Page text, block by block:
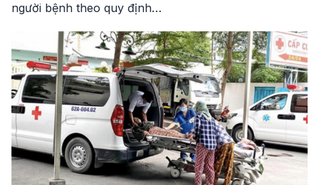
người bệnh theo quy định…